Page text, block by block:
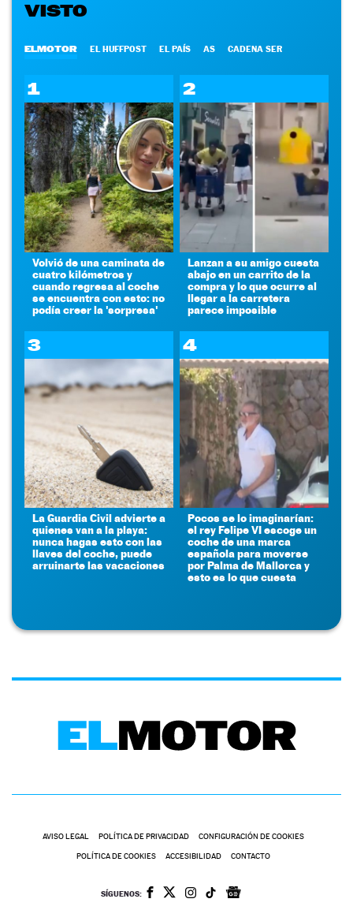
VISTO
ELMOTOR EL HUFFPOST EL PAÍS AS CADENA SER
1
Volvió de una caminata de
cuatro kilómetros y
cuando regresa al coche
se encuentra con esto: no
podía creer la 'sorpresa'
2
Lanzan a su amigo cuesta
abajo en un carrito de la
compra y lo que ocurre al
llegar a la carretera
parece imposible
3
La Guardia Civil advierte a
quienes van a la playa:
nunca hagas esto con las
llaves del coche, puede
arruinarte las vacaciones
4
Pocos se lo imaginarían:
el rey Felipe VI escoge un
coche de una marca
española para moverse
por Palma de Mallorca y
esto es lo que cuesta
AVISO LEGAL POLÍTICA DE PRIVACIDAD CONFIGURACIÓN DE COOKIES
POLÍTICA DE COOKIES ACCESIBILIDAD CONTACTO
SÍGUENOS: